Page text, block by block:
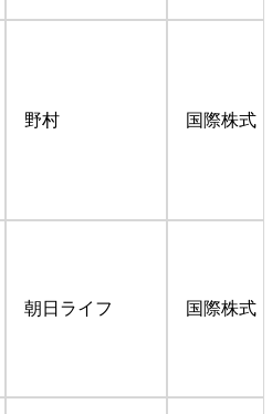
野村 国際株式
朝日ライフ 国際株式